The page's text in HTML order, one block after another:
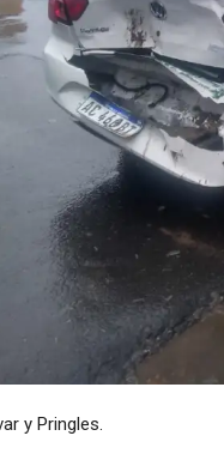
y Pringles.